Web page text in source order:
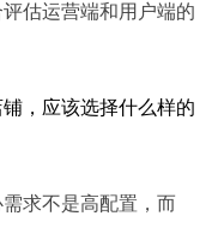
估运营端和用户端的
，应该选择什么样的
求不是高配置，而